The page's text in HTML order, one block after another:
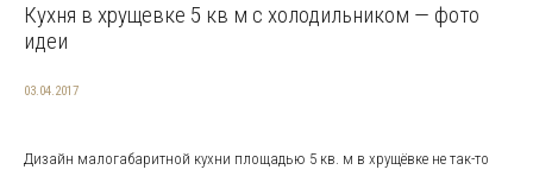
Кухня в хрущевке 5 кв м с холодильником — фото
идеи
03.04.2017
Дизайн малогабаритной кухни площадью 5 кв. м в хрущёвке не так-то